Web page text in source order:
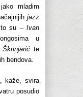
mladim
jazz
su – Ivan
u
Škrinjarić te
bendova.
kaže, svira
posudio